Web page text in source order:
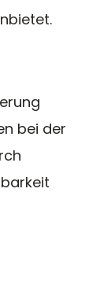
bei der